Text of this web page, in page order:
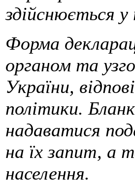
здійснюється
Форма
органом та
України,
політики.
надаватися
на їх запит, а
населення.